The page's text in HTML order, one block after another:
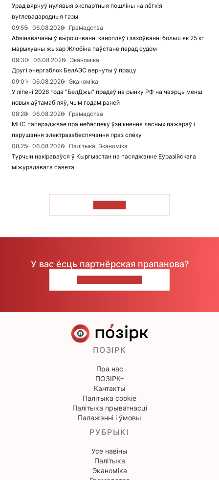
Урад вярнуў нулявыя экспартныя пошліны на лёгкія
вуглевадародныя газы
09:55
06.08.2026
Грамадства
Абвінавачаны ў вырошчванні канопляў і захоўванні больш як 25 кг
марыхуаны жыхар Жлобіна паўстане перад судом
09:30
06.08.2026
Эканоміка
Другі энергаблок БелАЭС вернуты ў працу
09:01
06.08.2026
Эканоміка
У ліпені 2026 года “БелДжы” прадаў на рынку РФ на чвэрць менш
новых аўтамабіляў, чым годам раней
08:28
06.08.2026
Грамадства
МНС папярэджвае пра небяспеку ўзнікнення лясных пажараў і
парушэння электразабеспячэння праз спёку
08:25
06.08.2026
Палітыка, Эканоміка
Турчын накіраваўся ў Кыргызстан на пасяджэнне Еўразійскага
міжурадавага савета
У вас ёсць партнёрская прапанова?
ПОЗІРК
Пра нас
ПОЗІРК+
Кантакты
Палітыка cookie
Палітыка прыватнасці
Палажэнні і ўмовы
РУБРЫКІ
Усе навіны
Палітыка
Эканоміка